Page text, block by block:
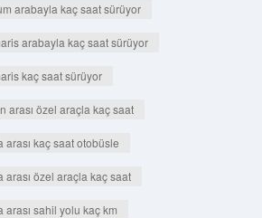
arabayla kaç saat sürüyor
arabayla kaç saat sürüyor
kaç saat sürüyor
arası özel araçla kaç saat
arası kaç saat otobüsle
arası özel araçla kaç saat
arası sahil yolu kaç km